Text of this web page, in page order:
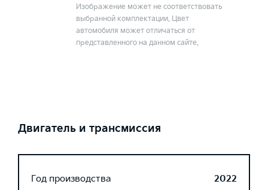
Изображение может не соответствовать
выбранной комплектации. Цвет
автомобиля может отличаться от
представленного на данном сайте.
Двигатель и трансмиссия
Год производства
2022